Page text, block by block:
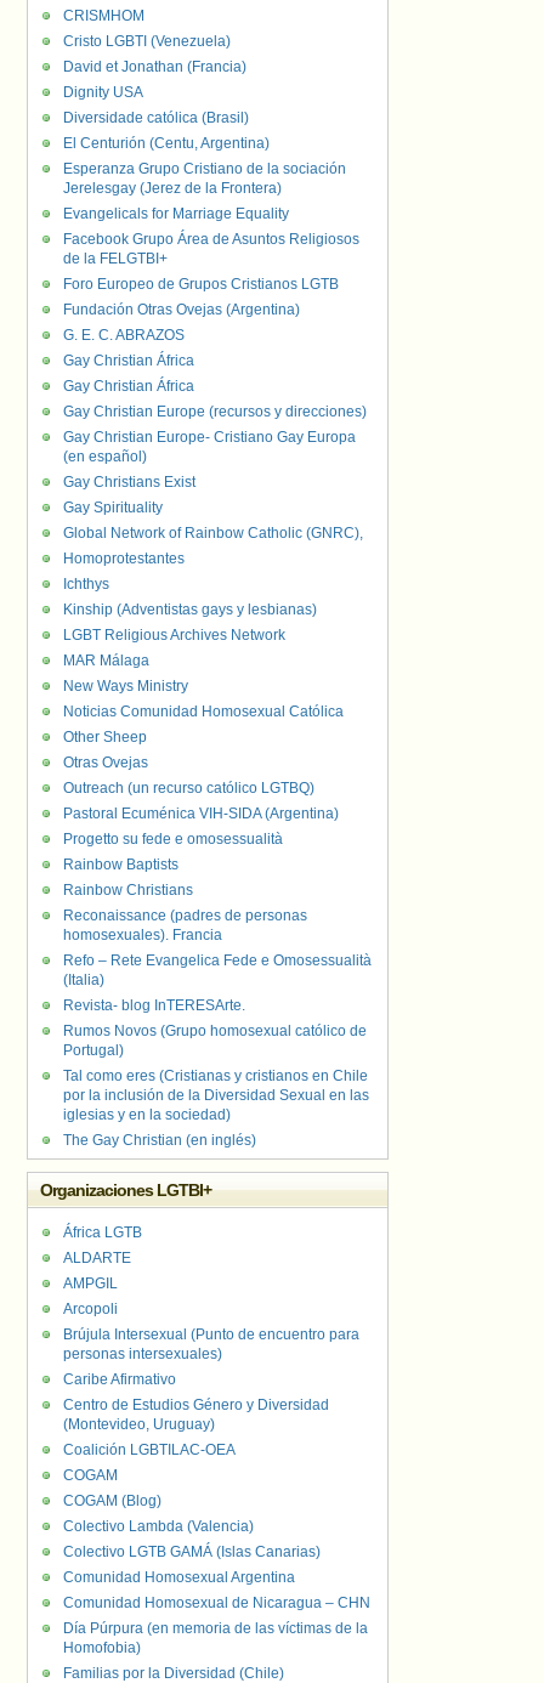
CRISMHOM
Cristo LGBTI (Venezuela)
David et Jonathan (Francia)
Dignity USA
Diversidade católica (Brasil)
El Centurión (Centu, Argentina)
Esperanza Grupo Cristiano de la sociación
Jerelesgay (Jerez de la Frontera)
Evangelicals for Marriage Equality
Facebook Grupo Área de Asuntos Religiosos
de la FELGTBI+
Foro Europeo de Grupos Cristianos LGTB
Fundación Otras Ovejas (Argentina)
G. E. C. ABRAZOS
Gay Christian África
Gay Christian África
Gay Christian Europe (recursos y direcciones)
Gay Christian Europe- Cristiano Gay Europa
(en español)
Gay Christians Exist
Gay Spirituality
Global Network of Rainbow Catholic (GNRC),
Homoprotestantes
Ichthys
Kinship (Adventistas gays y lesbianas)
LGBT Religious Archives Network
MAR Málaga
New Ways Ministry
Noticias Comunidad Homosexual Católica
Other Sheep
Otras Ovejas
Outreach (un recurso católico LGTBQ)
Pastoral Ecuménica VIH-SIDA (Argentina)
Progetto su fede e omosessualità
Rainbow Baptists
Rainbow Christians
Reconaissance (padres de personas
homosexuales). Francia
Refo – Rete Evangelica Fede e Omosessualità
(Italia)
Revista- blog InTERESArte.
Rumos Novos (Grupo homosexual católico de
Portugal)
Tal como eres (Cristianas y cristianos en Chile
por la inclusión de la Diversidad Sexual en las
iglesias y en la sociedad)
The Gay Christian (en inglés)
Organizaciones LGTBI+
África LGTB
ALDARTE
AMPGIL
Arcopoli
Brújula Intersexual (Punto de encuentro para
personas intersexuales)
Caribe Afirmativo
Centro de Estudios Género y Diversidad
(Montevideo, Uruguay)
Coalición LGBTILAC-OEA
COGAM
COGAM (Blog)
Colectivo Lambda (Valencia)
Colectivo LGTB GAMÁ (Islas Canarias)
Comunidad Homosexual Argentina
Comunidad Homosexual de Nicaragua – CHN
Día Púrpura (en memoria de las víctimas de la
Homofobia)
Familias por la Diversidad (Chile)